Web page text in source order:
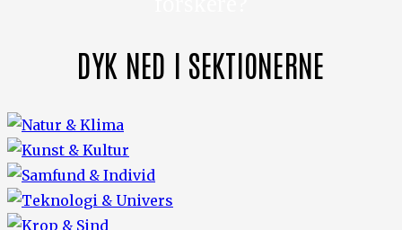
DYK NED I SEKTIONERNE